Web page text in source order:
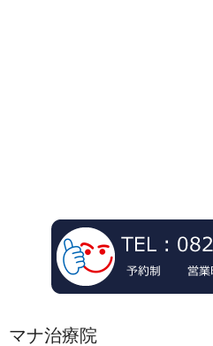
マナ治療院